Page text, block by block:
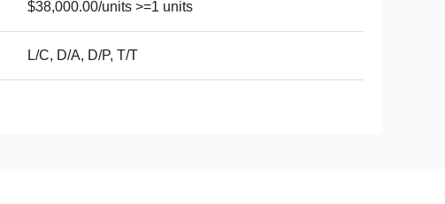
$38,000.00/units >=1 units
L/C, D/A, D/P, T/T